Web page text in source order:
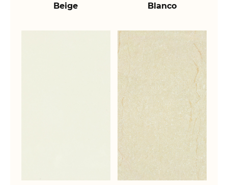
Beige
Blanco